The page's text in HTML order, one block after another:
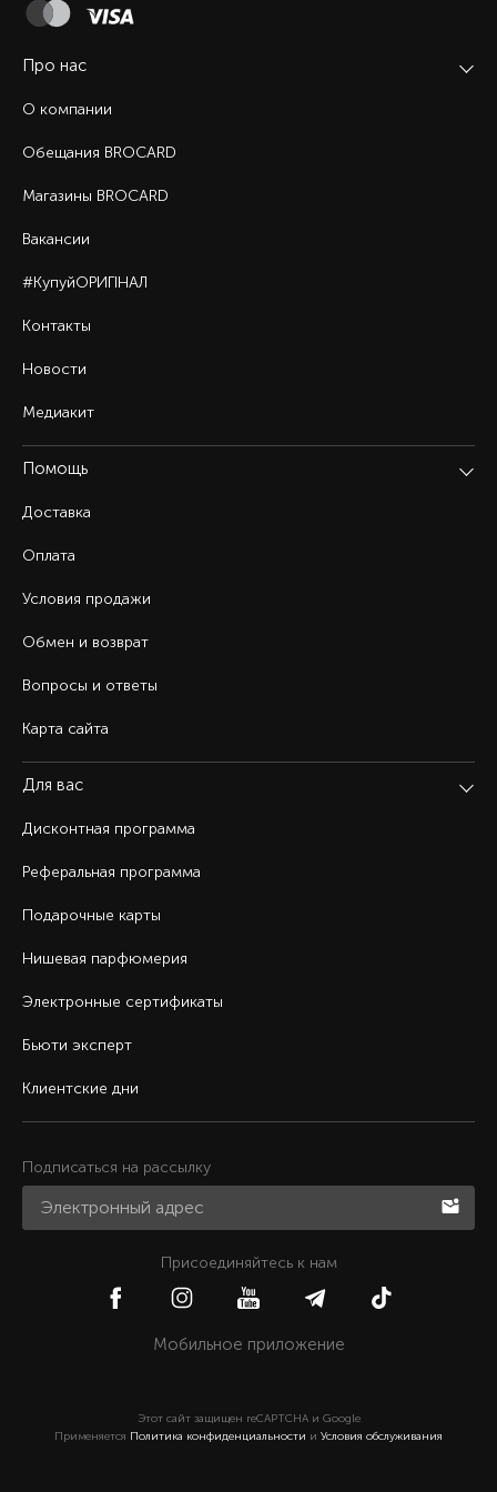
Про нас
О компании
Обещания BROCARD
Магазины BROCARD
Вакансии
#КупуйОРИГІНАЛ
Контакты
Новости
Медиакит
Помощь
Доставка
Оплата
Условия продажи
Обмен и возврат
Вопросы и ответы
Карта сайта
Для вас
Дисконтная программа
Реферальная программа
Подарочные карты
Нишевая парфюмерия
Электронные сертификаты
Бьюти эксперт
Клиентские дни
Подписаться на рассылку
Присоединяйтесь к нам
Мобильное приложение
Этот сайт защищен reCAPTCHA и Google
Применяется Политика конфиденциальности и Условия обслуживания